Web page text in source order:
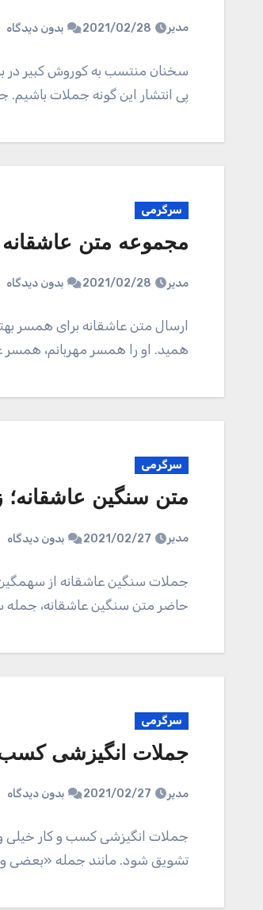
مدیر 2021/02/28 بدون دیدگاه
سخنان منتسب به کوروش کبیر در
پی انتشار این گونه جملات
سرگرمی
مجموعه متن
مدیر 2021/02/28 بدون دیدگاه
ارسال متن عاشقانه برای همسر
همید. او را همسر مهربانم،
سرگرمی
متن سنگین عاشقانه؛
مدیر 2021/02/27 بدون دیدگاه
جملات سنگین عاشقانه از
حاضر متن سنگین عاشقانه، جمله
سرگرمی
جملات انگیزشی کسب
مدیر 2021/02/27 بدون دیدگاه
جملات انگیزشی کسب و کار خیلی
تشویق شود. مانند جمله «بعضی